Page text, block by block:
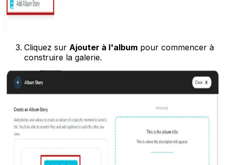
Cliquez sur Ajouter à l'album pour commencer à
construire la galerie.